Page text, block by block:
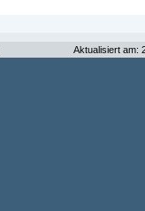
Aktualisiert am: